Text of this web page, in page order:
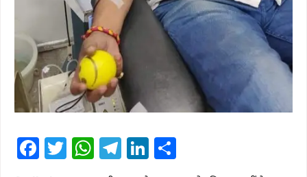
Facebook
Twitter
WhatsApp
Telegram
LinkedIn